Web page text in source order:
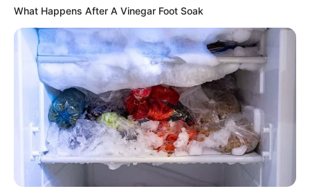
What Happens After A Vinegar Foot Soak